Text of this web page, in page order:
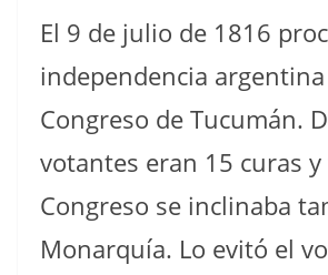
El 9 de julio de 1816
independencia
Congreso de Tucumán.
votantes eran 15 curas y
Congreso se inclinaba
Monarquía. Lo evitó el